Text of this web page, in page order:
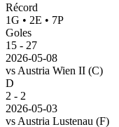
Récord
1G • 2E • 7P
Goles
15 - 27
2026-05-08
vs Austria Wien II (C)
D
2 - 2
2026-05-03
vs Austria Lustenau (F)